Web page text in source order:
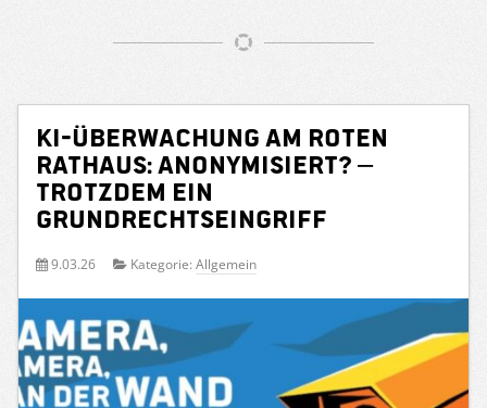
KI-Überwachung am Roten
Rathaus: Anonymisiert? –
Trotzdem ein
Grundrechtseingriff
9.03.26 Kategorie: Allgemein